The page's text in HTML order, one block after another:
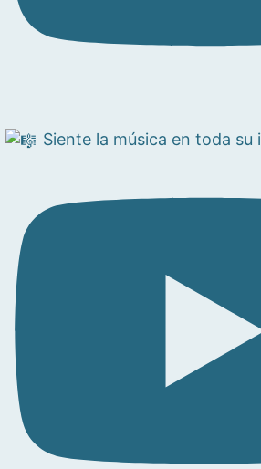
Siente la música en toda su